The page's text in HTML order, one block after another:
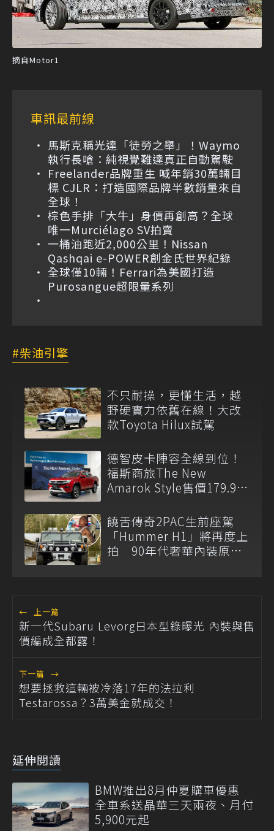
摘自Motor1
車訊最前線
馬斯克稱光達「徒勞之舉」！Waymo
執行長嗆：純視覺難達真正自動駕駛
Freelander品牌重生 喊年銷30萬輛目
標 CJLR：打造國際品牌半數銷量來自
全球！
棕色手排「大牛」身價再創高？全球
唯一Murciélago SV拍賣
一桶油跑近2,000公里！Nissan
Qashqai e-POWER創金氏世界紀錄
全球僅10輛！Ferrari為美國打造
Purosangue超限量系列
柴油引擎
不只耐操，更懂生活，越
野硬實力依舊在線！大改
款Toyota Hilux試駕
德智皮卡陣容全線到位！
福斯商旅The New
Amarok Style售價179.9萬
饒舌傳奇2PAC生前座駕
「Hummer H1」將再度上
拍 90年代奢華內裝原汁
← 上一篇
新一代Subaru Levorg日本型錄曝光 內裝與售
價編成全都露！
下一篇 →
想要拯救這輛被冷落17年的法拉利
Testarossa？3萬美金就成交！
延伸閱讀
BMW推出8月仲夏購車優惠
全車系送晶華三天兩夜、月付
5,900元起